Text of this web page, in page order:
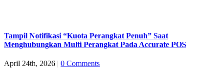
Tampil Notifikasi “Kuota Perangkat Penuh” Saat
Menghubungkan Multi Perangkat Pada Accurate POS
April 24th, 2026 | 0 Comments